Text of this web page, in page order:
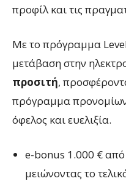
προφίλ και τις
Με το πρόγραμμα
μετάβαση στην
προσιτή,
πρόγραμμα
όφελος και ευελιξία.
e-bonus 1.000 €
μειώνοντας το